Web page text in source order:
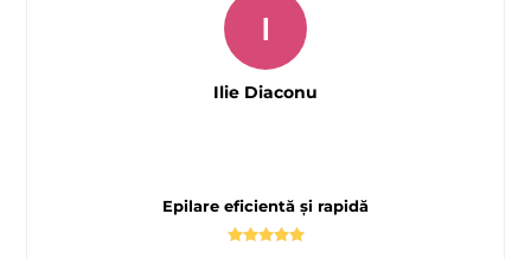
Epilare eficientă și rapidă
I
Ilie Diaconu